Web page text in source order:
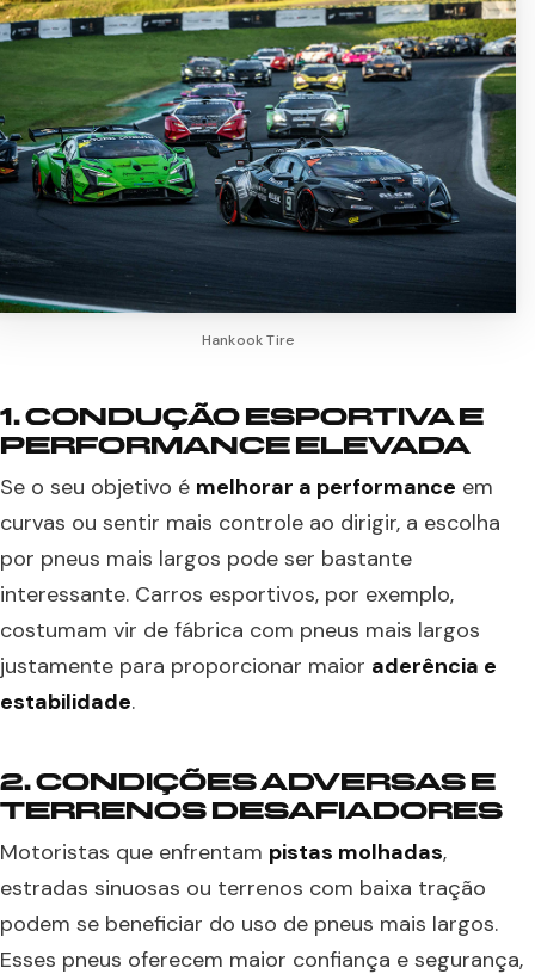
Hankook Tire
1. CONDUÇÃO ESPORTIVA E
PERFORMANCE ELEVADA
Se o seu objetivo é melhorar a performance em
curvas ou sentir mais controle ao dirigir, a escolha
por pneus mais largos pode ser bastante
interessante. Carros esportivos, por exemplo,
costumam vir de fábrica com pneus mais largos
justamente para proporcionar maior aderência e
estabilidade.
2. CONDIÇÕES ADVERSAS E
TERRENOS DESAFIADORES
Motoristas que enfrentam pistas molhadas,
estradas sinuosas ou terrenos com baixa tração
podem se beneficiar do uso de pneus mais largos.
Esses pneus oferecem maior confiança e segurança,